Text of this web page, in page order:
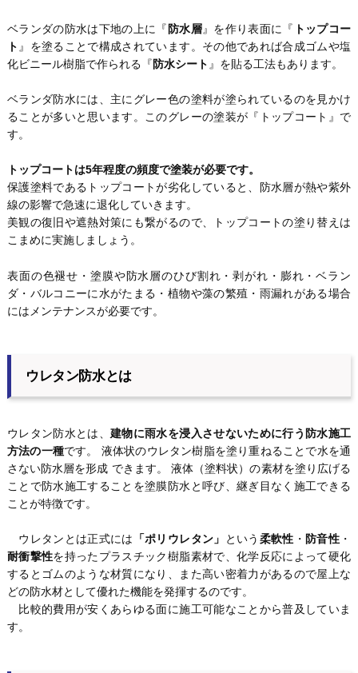
ベランダの防水は下地の上に『防水層』を作り表面に『 トップコー
ト 』を塗ることで構成されています。その他であれば合成ゴムや塩
化ビニール樹脂で作られる『防水シート 』を貼る工法もあります。
ベランダ防水には、主にグレー色の塗料が塗られているのを見かけ
ることが多いと思います。このグレーの塗装が『トップコート』で
す。
トップコートは5年程度の頻度で塗装が必要です。
保護塗料であるトップコートが劣化していると、防水層が熱や紫外
線の影響で急速に退化していきます。
美観の復旧や遮熱対策にも繋がるので、トップコートの塗り替えは
こまめに実施しましょう。
表面の色褪せ・塗膜や防水層のひび割れ・剥がれ・膨れ・ベラン
ダ・バルコニーに水がたまる・植物や藻の繁殖・雨漏れがある場合
にはメンテナンスが必要です。
ウレタン防水とは
ウレタン防水とは、建物に雨水を浸入させないために行う防水施工
方法の一種です。 液体状のウレタン樹脂を塗り重ねることで水を通
さない防水層を形成 できます。 液体（塗料状）の素材を塗り広げる
ことで防水施工することを塗膜防水と呼び、継ぎ目なく施工できる
ことが特徴です。
ウレタンとは正式には 「ポリウレタン」 という 柔軟性 ・ 防音性 ・
耐衝撃性を持ったプラスチック樹脂素材で、化学反応によって硬化
するとゴムのような材質になり、また高い密着力があるので屋上な
どの防水材として優れた機能を発揮するのです。
比較的費用が安くあらゆる面に施工可能なことから普及していま
す。